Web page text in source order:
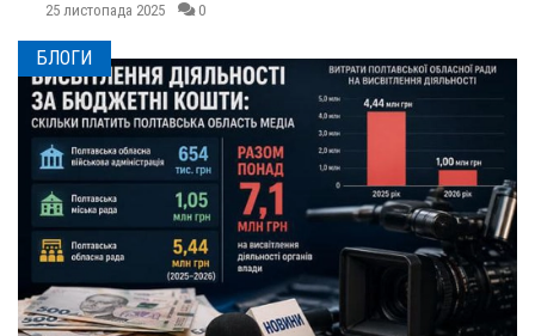
25 листопада 2025
БЛОГИ